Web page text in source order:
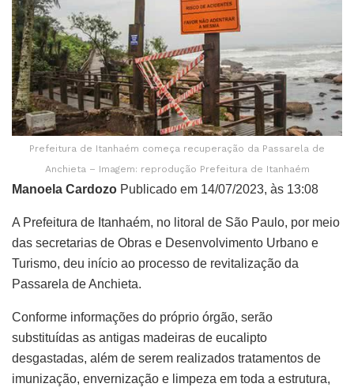
Prefeitura de Itanhaém começa recuperação da Passarela de
Anchieta – Imagem: reprodução Prefeitura de Itanhaém
Manoela Cardozo Publicado em 14/07/2023, às 13:08
A Prefeitura de Itanhaém, no litoral de São Paulo, por meio
das secretarias de Obras e Desenvolvimento Urbano e
Turismo, deu início ao processo de revitalização da
Passarela de Anchieta.
Conforme informações do próprio órgão, serão
substituídas as antigas madeiras de eucalipto
desgastadas, além de serem realizados tratamentos de
imunização, envernização e limpeza em toda a estrutura,